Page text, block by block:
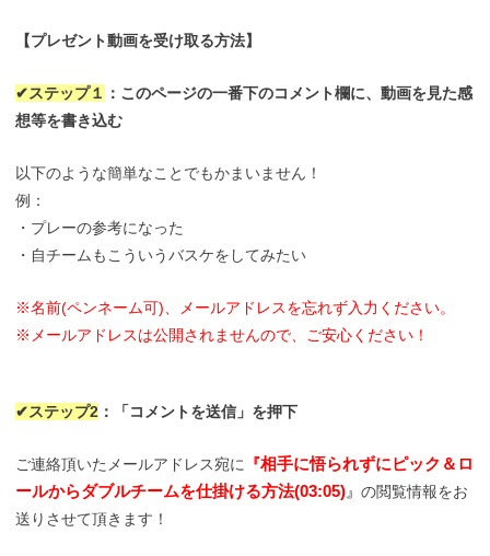
【プレゼント動画を受け取る方法】
✔︎ステップ１ ：このページの一番下のコメント欄に、動画を見た感
想等を書き込む
以下のような簡単なことでもかまいません！
例：
・プレーの参考になった
・自チームもこういうバスケをしてみたい
※名前(ペンネーム可)、メールアドレスを忘れず入力ください。
※メールアドレスは公開されませんので、ご安心ください！
✔︎ステップ2 ：「コメントを送信」を押下
ご連絡頂いたメールアドレス宛に 『相手に悟られずにピック＆ロ
ールからダブルチームを仕掛ける方法(03:05)』の閲覧情報をお
送りさせて頂きます！